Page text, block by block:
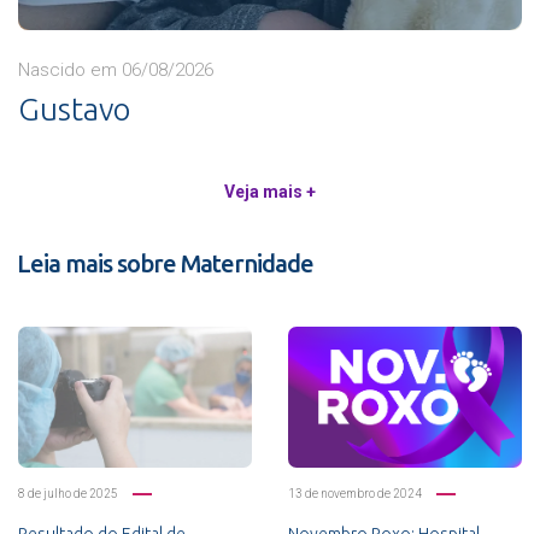
Nascido em 06/08/2026
Gustavo
Veja mais +
Leia mais sobre Maternidade
8 de julho de 2025 13 de novembro de 2024